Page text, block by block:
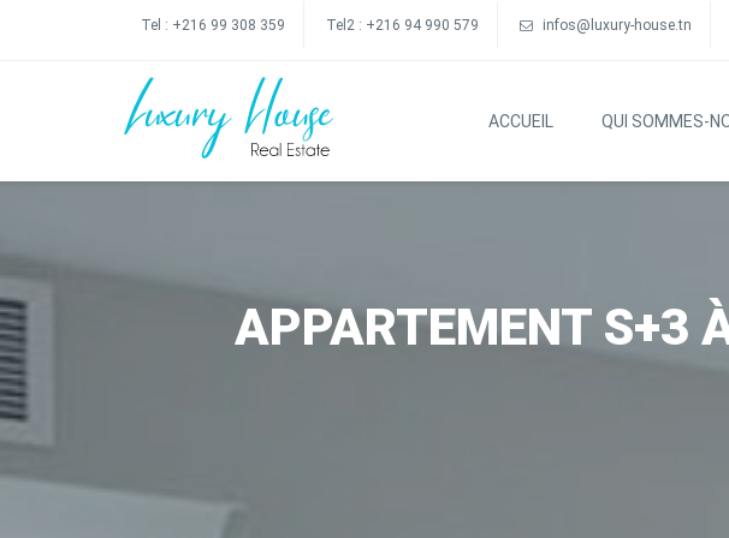
Tel : +216 99 308 359 Tel2 : +216 94 990 579 infos@luxury-house.tn
ACCUEIL QUI SOMMES-
APPARTEMENT S+3